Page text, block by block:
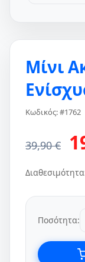
Μίνι
Κωδικός: #1762
39,90 €
Ποσότητα: